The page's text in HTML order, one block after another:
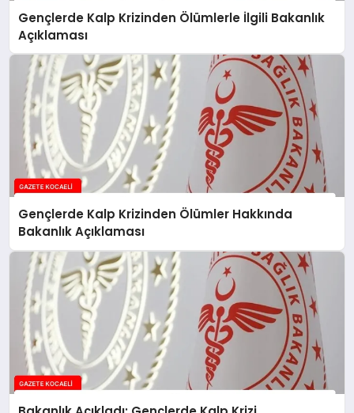
Gençlerde Kalp Krizinden Ölümlerle İlgili Bakanlık
Açıklaması
Gençlerde Kalp Krizinden Ölümler Hakkında
Bakanlık Açıklaması